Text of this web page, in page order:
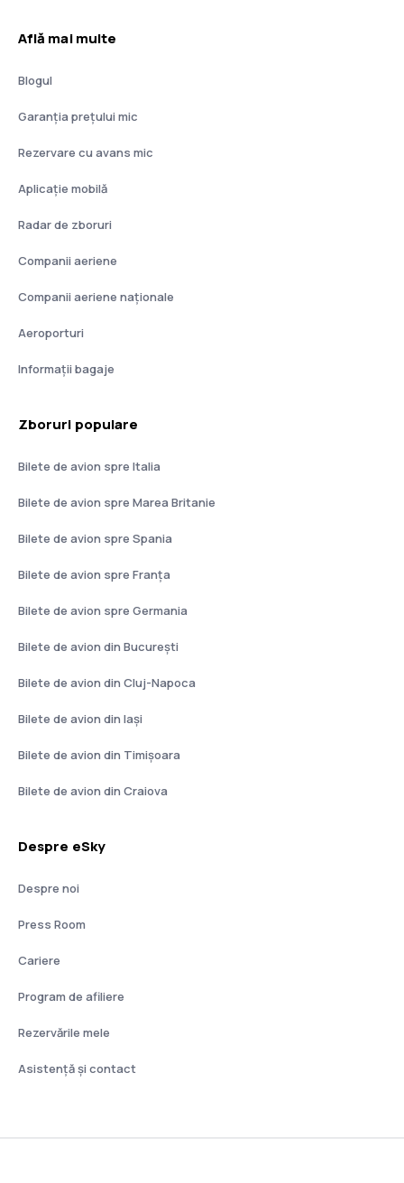
Află mai multe
Blogul
Garanția prețului mic
Rezervare cu avans mic
Aplicație mobilă
Radar de zboruri
Companii aeriene
Companii aeriene naţionale
Aeroporturi
Informații bagaje
Zboruri populare
Bilete de avion spre Italia
Bilete de avion spre Marea Britanie
Bilete de avion spre Spania
Bilete de avion spre Franţa
Bilete de avion spre Germania
Bilete de avion din București
Bilete de avion din Cluj-Napoca
Bilete de avion din Iași
Bilete de avion din Timișoara
Bilete de avion din Craiova
Despre eSky
Despre noi
Press Room
Cariere
Program de afiliere
Rezervările mele
Asistenţă şi contact